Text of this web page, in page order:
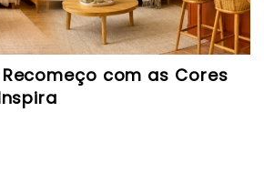
com as Cores